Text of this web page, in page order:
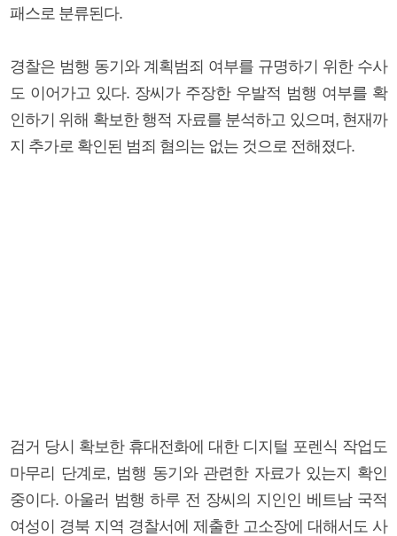
패스로 분류된다.
경찰은 범행 동기와 계획범죄 여부를 규명하기 위한 수사
도 이어가고 있다. 장씨가 주장한 우발적 범행 여부를 확
인하기 위해 확보한 행적 자료를 분석하고 있으며, 현재까
지 추가로 확인된 범죄 혐의는 없는 것으로 전해졌다.
검거 당시 확보한 휴대전화에 대한 디지털 포렌식 작업도
마무리 단계로, 범행 동기와 관련한 자료가 있는지 확인
중이다. 아울러 범행 하루 전 장씨의 지인인 베트남 국적
여성이 경북 지역 경찰서에 제출한 고소장에 대해서도 사